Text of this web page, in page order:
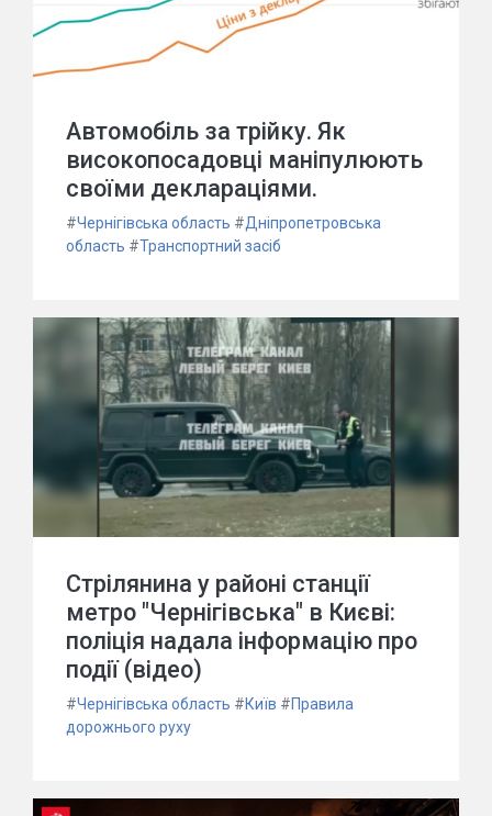
Автомобіль за трійку. Як
високопосадовці маніпулюють
своїми деклараціями.
#Чернігівська область #Дніпропетровська
область #Транспортний засіб
Стрілянина у районі станції
метро "Чернігівська" в Києві:
поліція надала інформацію про
події (відео)
#Чернігівська область #Київ #Правила
дорожнього руху